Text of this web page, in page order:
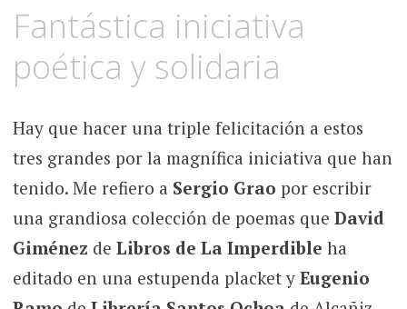
al
Fantástica iniciativa
poética y solidaria
Hay que hacer una triple felicitación a estos
tres grandes por la magnífica iniciativa que han
tenido. Me refiero a Sergio Grao por escribir
una grandiosa colección de poemas que David
Giménez de Libros de La Imperdible ha
editado en una estupenda placket y Eugenio